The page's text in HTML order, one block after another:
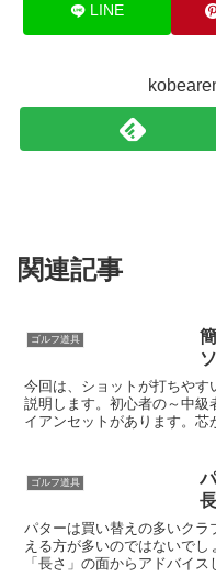
LINE
関連記事
ゴルフ道具
今回は、ショットが打ちやす
説明します。初心者の～中級
イアンセットがあります。芯
ゴルフ道具
パターは買い替えの多いク
える方が多いのではないで
「長さ」の面からアドバイ